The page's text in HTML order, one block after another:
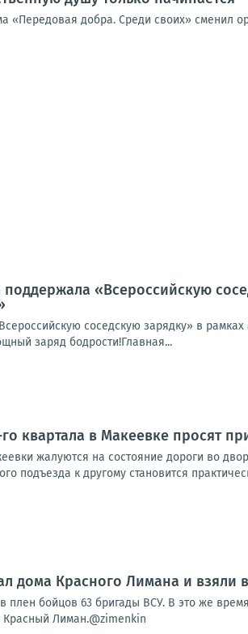
«Передовая добра. Среди своих» сменил
«Всероссийскую
соседскую зарядку» в
заряд бодрости!Главная...
квартала в Макеевке просят
жалуются на состояние дороги во
подъезда к другому становится
дома Красного Лимана и взяли
бойцов 63 бригады ВСУ. В это же
Лиман.@zimenkin